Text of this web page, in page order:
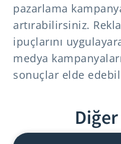
pazarlama
artırabilirsiniz.
ipuçlarını
medya
sonuçlar elde